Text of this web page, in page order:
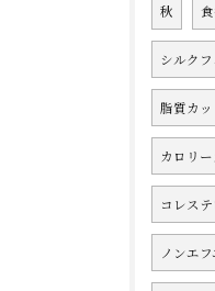
秋
シルク
脂質カッ
カロリ
コレス
ノンエ